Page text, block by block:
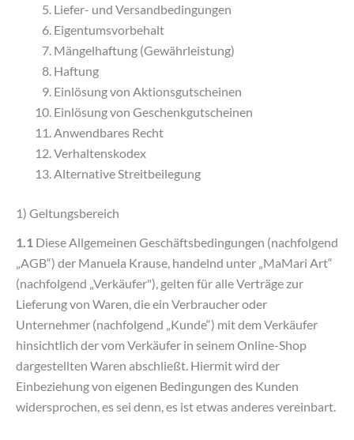
Liefer- und Versandbedingungen
Eigentumsvorbehalt
Mängelhaftung (Gewährleistung)
Haftung
Einlösung von Aktionsgutscheinen
Einlösung von Geschenkgutscheinen
Anwendbares Recht
Verhaltenskodex
Alternative Streitbeilegung
1) Geltungsbereich
1.1 Diese Allgemeinen Geschäftsbedingungen (nachfolgend
„AGB“) der Manuela Krause, handelnd unter „MaMari Art“
(nachfolgend „Verkäufer"), gelten für alle Verträge zur
Lieferung von Waren, die ein Verbraucher oder
Unternehmer (nachfolgend „Kunde“) mit dem Verkäufer
hinsichtlich der vom Verkäufer in seinem Online-Shop
dargestellten Waren abschließt. Hiermit wird der
Einbeziehung von eigenen Bedingungen des Kunden
widersprochen, es sei denn, es ist etwas anderes vereinbart.